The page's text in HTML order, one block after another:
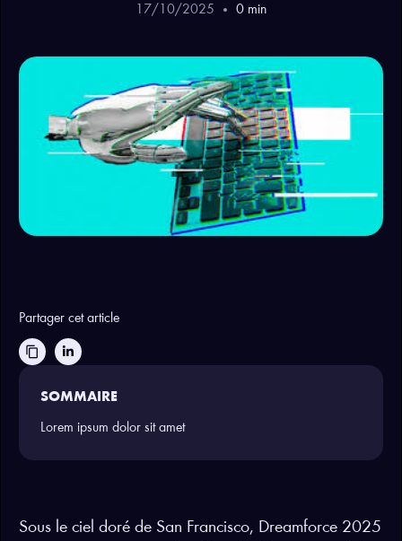
17/ 10/2025 0 min
Partager cet article
content_copy
SOMMAIRE
Lorem ipsum dolor sit amet
Sous le ciel doré de San Francisco, Dreamforce 2025